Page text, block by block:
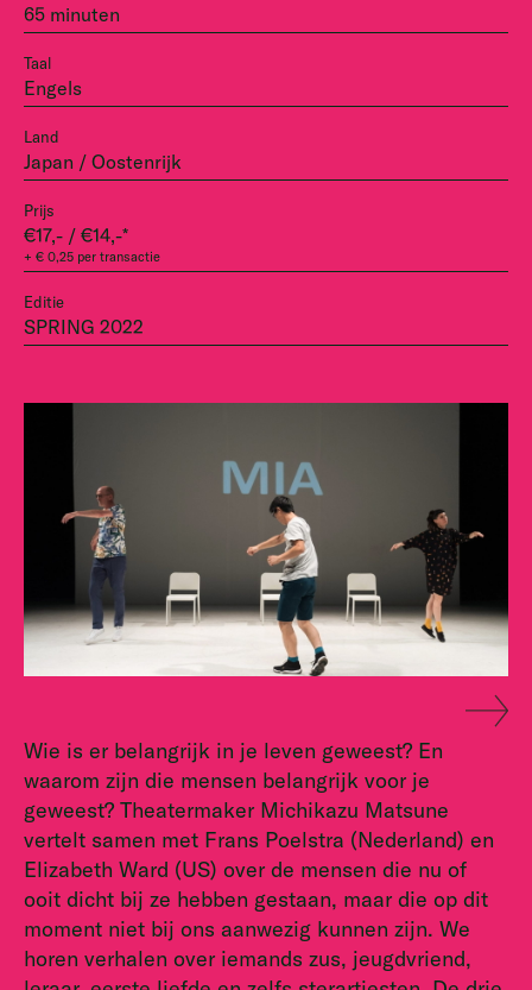
65 minuten
Taal
Engels
Land
Japan / Oostenrijk
Prijs
€17,- / €14,-*
+ € 0,25 per transactie
Editie
SPRING 2022
Wie is er belangrijk in je leven geweest? En
waarom zijn die mensen belangrijk voor je
geweest? Theatermaker Michikazu Matsune
vertelt samen met Frans Poelstra (Nederland) en
Elizabeth Ward (US) over de mensen die nu of
ooit dicht bij ze hebben gestaan, maar die op dit
moment niet bij ons aanwezig kunnen zijn. We
horen verhalen over iemands zus, jeugdvriend,